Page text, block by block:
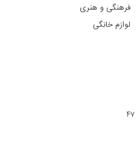
فرهنگی و هنری
لوازم خانگی